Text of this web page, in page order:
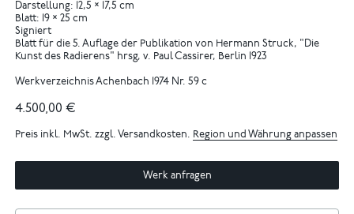
Darstellung: 12,5 × 17,5 cm
Blatt: 19 × 25 cm
Signiert
Blatt für die 5. Auflage der Publikation von Hermann Struck, "Die
Kunst des Radierens" hrsg, v. Paul Cassirer, Berlin 1923
Werkverzeichnis Achenbach 1974 Nr. 59 c
4.500,00 €
Preis inkl. MwSt. zzgl. Versandkosten. Region und Währung anpassen
Werk anfragen